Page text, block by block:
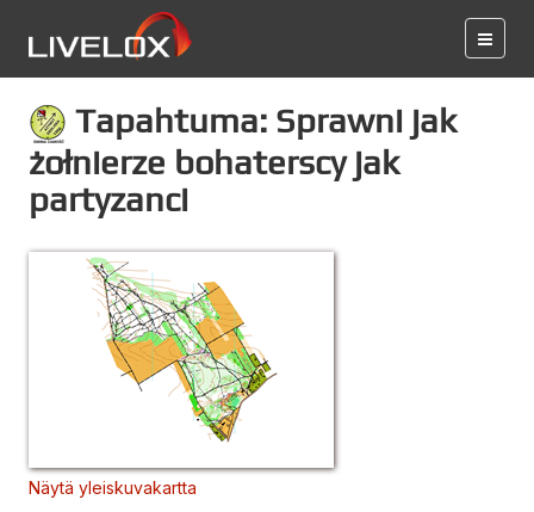
Tapahtuma: Sprawni jak
żołnierze bohaterscy jak
partyzanci
Näytä yleiskuvakartta